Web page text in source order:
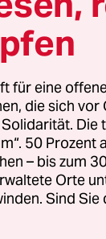
zu einer
aber auch
ein, auch
dass ein
hatte,
Nils ist
für eine
die sich
50 Prozent
– bis zum
Orte
Sind Sie